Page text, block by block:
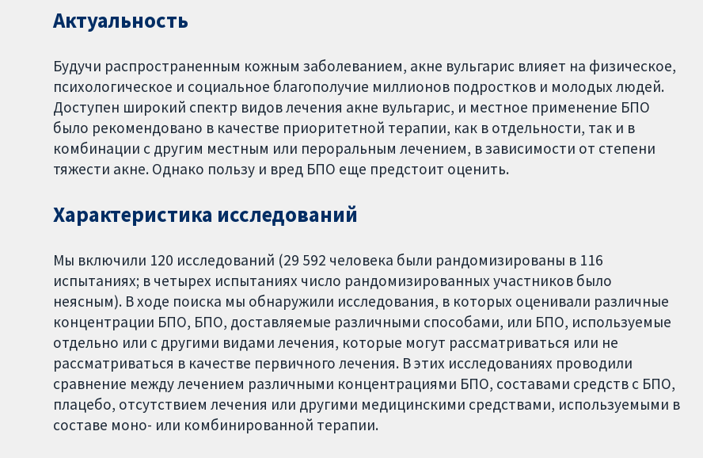
Актуальность
Будучи распространенным кожным заболеванием, акне вульгарис влияет на физическое,
психологическое и социальное благополучие миллионов подростков и молодых людей.
Доступен широкий спектр видов лечения акне вульгарис, и местное применение БПО
было рекомендовано в качестве приоритетной терапии, как в отдельности, так и в
комбинации с другим местным или пероральным лечением, в зависимости от степени
тяжести акне. Однако пользу и вред БПО еще предстоит оценить.
Характеристика исследований
Мы включили 120 исследований (29 592 человека были рандомизированы в 116
испытаниях; в четырех испытаниях число рандомизированных участников было
неясным). В ходе поиска мы обнаружили исследования, в которых оценивали различные
концентрации БПО, БПО, доставляемые различными способами, или БПО, используемые
отдельно или с другими видами лечения, которые могут рассматриваться или не
рассматриваться в качестве первичного лечения. В этих исследованиях проводили
сравнение между лечением различными концентрациями БПО, составами средств с БПО,
плацебо, отсутствием лечения или другими медицинскими средствами, используемыми в
составе моно- или комбинированной терапии.